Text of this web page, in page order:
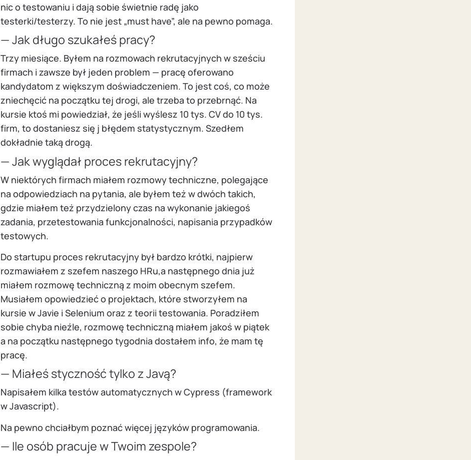
nic o testowaniu i dają sobie świetnie radę jako
testerki/testerzy. To nie jest „must have”, ale na pewno pomaga.
— Jak długo szukałeś pracy?
Trzy miesiące. Byłem na rozmowach rekrutacyjnych w sześciu
firmach i zawsze był jeden problem — pracę oferowano
kandydatom z większym doświadczeniem. To jest coś, co może
zniechęcić na początku tej drogi, ale trzeba to przebrnąć. Na
kursie ktoś mi powiedział, że jeśli wyślesz 10 tys. CV do 10 tys.
firm, to dostaniesz się j błędem statystycznym. Szedłem
dokładnie taką drogą.
— Jak wyglądał proces rekrutacyjny?
W niektórych firmach miałem rozmowy techniczne, polegające
na odpowiedziach na pytania, ale byłem też w dwóch takich,
gdzie miałem też przydzielony czas na wykonanie jakiegoś
zadania, przetestowania funkcjonalności, napisania przypadków
testowych.
Do startupu proces rekrutacyjny był bardzo krótki, najpierw
rozmawiałem z szefem naszego HRu,a następnego dnia już
miałem rozmowę techniczną z moim obecnym szefem.
Musiałem opowiedzieć o projektach, które stworzyłem na
kursie w Javie i Selenium oraz z teorii testowania. Poradziłem
sobie chyba nieźle, rozmowę techniczną miałem jakoś w piątek
a na początku następnego tygodnia dostałem info, że mam tę
pracę.
— Miałeś styczność tylko z Javą?
Napisałem kilka testów automatycznych w Cypress (framework
w Javascript).
Na pewno chciałbym poznać więcej języków programowania.
— Ile osób pracuje w Twoim zespole?